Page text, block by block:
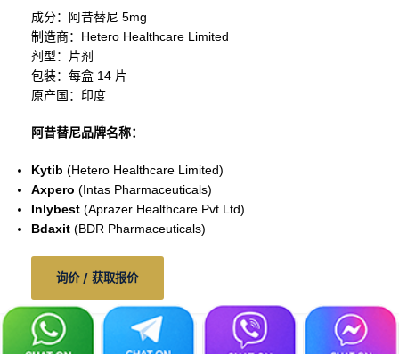
成分：阿昔替尼 5mg
制造商：Hetero Healthcare Limited
剂型：片剂
包装：每盒 14 片
原产国：印度
阿昔替尼品牌名称：
Kytib (Hetero Healthcare Limited)
Axpero (Intas Pharmaceuticals)
Inlybest (Aprazer Healthcare Pvt Ltd)
Bdaxit (BDR Pharmaceuticals)
询价 / 获取报价